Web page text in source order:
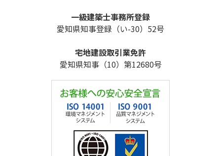
一級建築士事務所登録
愛知県知事登録（い-30）52号
宅地建設取引業免許
愛知県知事（10）第12680号